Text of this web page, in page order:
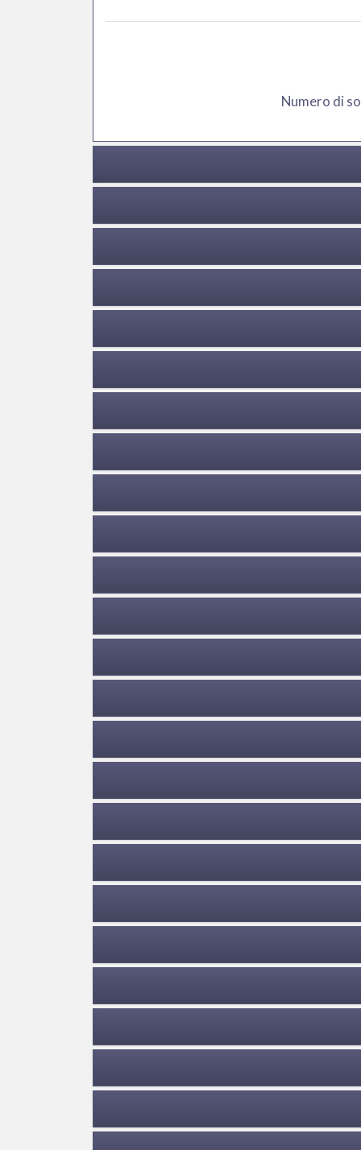
Numero di